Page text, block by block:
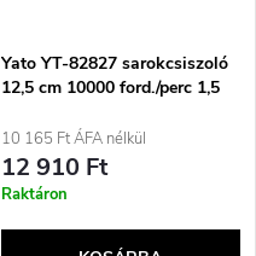
Yato YT-82827 sarokcsiszoló
12,5 cm 10000 ford./perc 1,5
10 165 Ft ÁFA nélkül
12 910 Ft
Raktáron